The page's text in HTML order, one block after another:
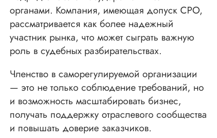
органами. Компания, имеющая допуск СРО,
рассматривается как более надежный
участник рынка, что может сыграть важную
роль в судебных разбирательствах.
Членство в саморегулируемой организации
— это не только соблюдение требований, но
и возможность масштабировать бизнес,
получать поддержку отраслевого сообщества
и повышать доверие заказчиков.